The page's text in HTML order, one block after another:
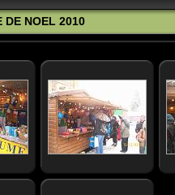
DE NOEL 2010